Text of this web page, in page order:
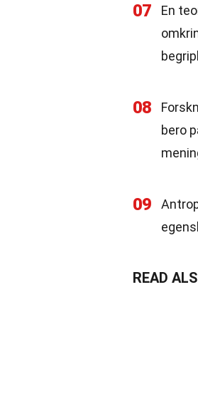
07
En
08
bero
09
READ